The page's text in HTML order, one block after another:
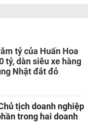
tỷ của Huấn Hoa
tỷ, dàn siêu xe hàng
Nhật đắt đỏ
tịch doanh nghiệp
trong hai doanh